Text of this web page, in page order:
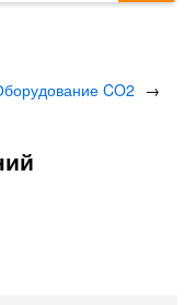
CO2 →